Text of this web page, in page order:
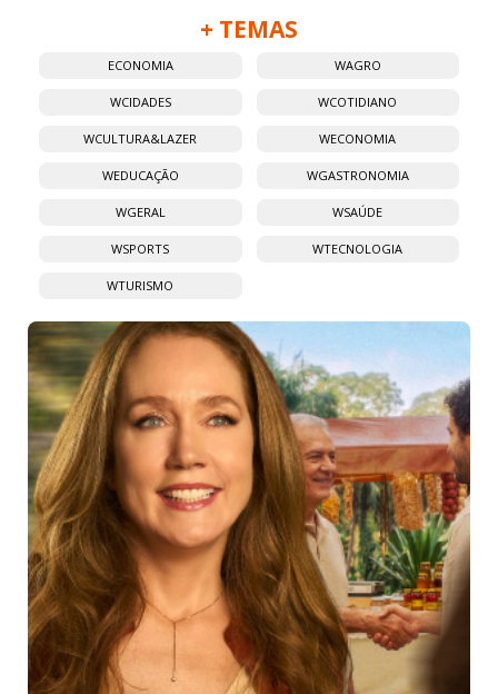
+ TEMAS
ECONOMIA WAGRO
WCIDADES WCOTIDIANO
WCULTURA&LAZER WECONOMIA
WEDUCAÇÃO WGASTRONOMIA
WGERAL WSAÚDE
WSPORTS WTECNOLOGIA
WTURISMO